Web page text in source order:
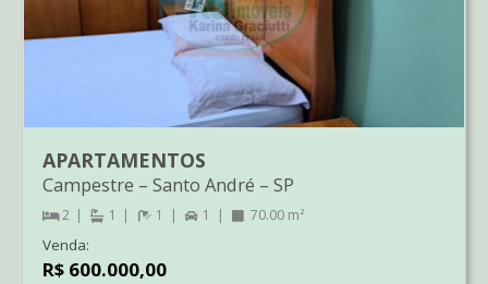
APARTAMENTOS
Campestre – Santo André – SP
2 1 1 1 70.00 m²
Venda:
R$ 600.000,00